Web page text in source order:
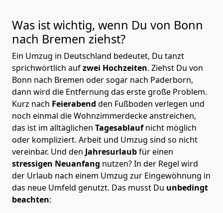
Was ist wichtig, wenn Du von Bonn
nach Bremen ziehst?
Ein Umzug in Deutschland bedeutet, Du tanzt
sprichwörtlich aufzwei Hochzeiten. Ziehst Du von
Bonn nach Bremen oder sogar nach Paderborn,
dann wird die Entfernung das erste große Problem.
Kurz nach Feierabend den Fußboden verlegen und
noch einmal die Wohnzimmerdecke anstreichen,
das ist im alltäglichen Tagesablaufnicht möglich
oder kompliziert. Arbeit und Umzug sind so nicht
vereinbar. Und den Jahresurlaubfür einen
stressigen Neuanfang nutzen? In der Regel wird
der Urlaub nach einem Umzug zur Eingewöhnung in
das neue Umfeld genutzt. Das musst Du unbedingt
beachten: